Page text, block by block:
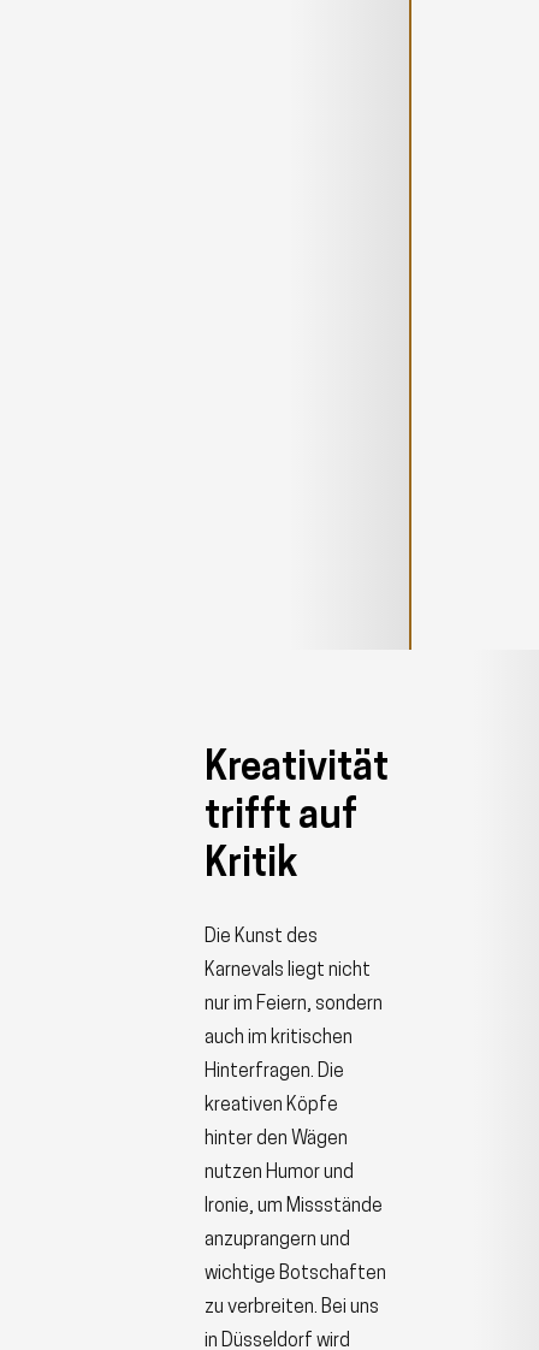
Kreativität
trifft auf
Kritik
Die Kunst des
Karnevals liegt nicht
nur im Feiern, sondern
auch im kritischen
Hinterfragen. Die
kreativen Köpfe
hinter den Wägen
nutzen Humor und
Ironie, um Missstände
anzuprangern und
wichtige Botschaften
zu verbreiten. Bei uns
in Düsseldorf wird